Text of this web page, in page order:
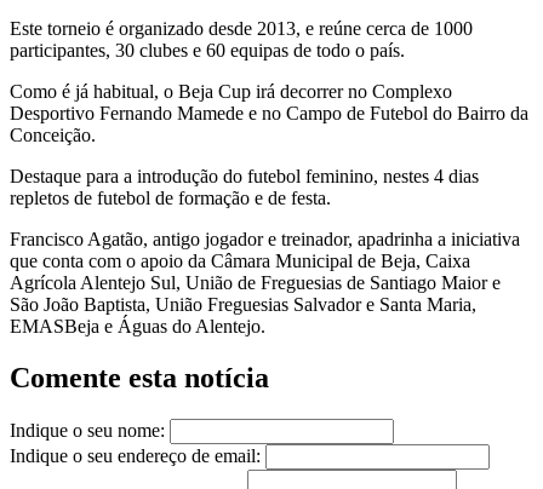
Este torneio é organizado desde 2013, e reúne cerca de 1000
participantes, 30 clubes e 60 equipas de todo o país.
Como é já habitual, o Beja Cup irá decorrer no Complexo
Desportivo Fernando Mamede e no Campo de Futebol do Bairro da
Conceição.
Destaque para a introdução do futebol feminino, nestes 4 dias
repletos de futebol de formação e de festa.
Francisco Agatão, antigo jogador e treinador, apadrinha a iniciativa
que conta com o apoio da Câmara Municipal de Beja, Caixa
Agrícola Alentejo Sul, União de Freguesias de Santiago Maior e
São João Baptista, União Freguesias Salvador e Santa Maria,
EMASBeja e Águas do Alentejo.
Comente esta notícia
Indique o seu nome:
Indique o seu endereço de email: